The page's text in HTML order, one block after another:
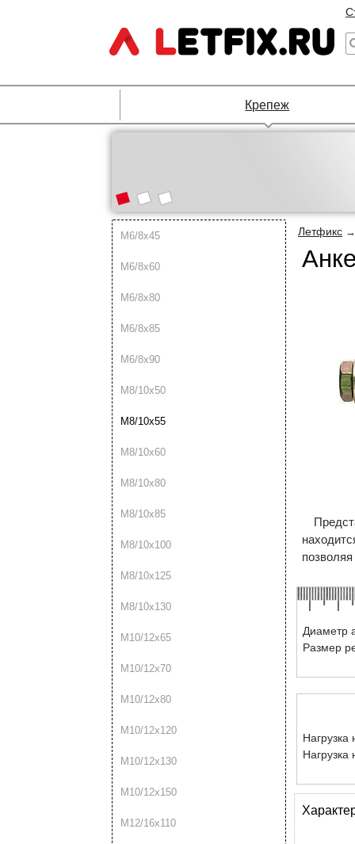
Крепеж
М6/8х45
М6/8х60
М6/8х80
М6/8х85
М6/8х90
М8/10х50
М8/10х55
М8/10х60
М8/10х80
М8/10х85
М8/10х100
М8/10х125
М8/10х130
М10/12х65
М10/12х70
М10/12х80
М10/12х120
М10/12х130
М10/12х150
М12/16х110
Летфикс
Диаметр
Размер
Нагрузка